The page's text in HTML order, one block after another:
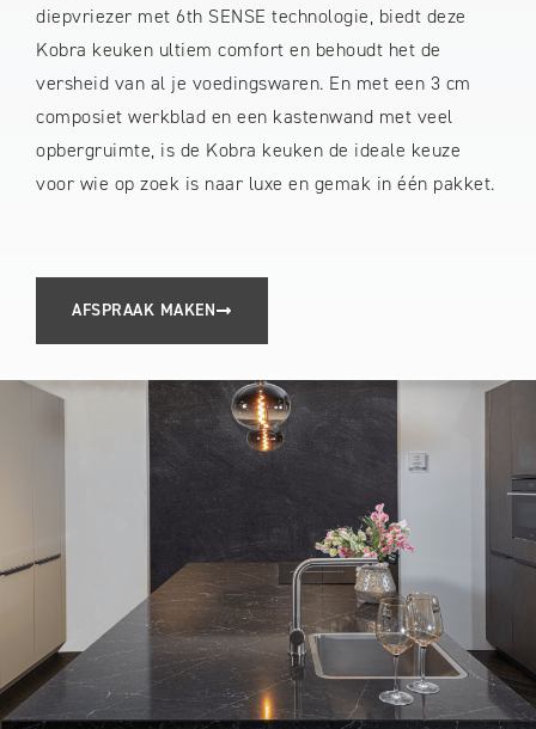
diepvriezer met 6th SENSE technologie, biedt deze
Kobra keuken ultiem comfort en behoudt het de
versheid van al je voedingswaren. En met een 3 cm
composiet werkblad en een kastenwand met veel
opbergruimte, is de Kobra keuken de ideale keuze
voor wie op zoek is naar luxe en gemak in één pakket.
AFSPRAAK MAKEN